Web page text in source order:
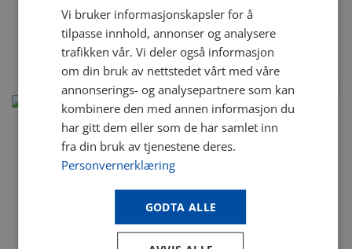
KJØP KJØP
EZiTEX signalklemme
Vnr. 13680
Vi bruker informasjonskapsler for å
tilpasse innhold, annonser og analysere
trafikken vår. Vi deler også informasjon
om din bruk av nettstedet vårt med våre
annonserings- og analysepartnere som kan
kombinere den med annen informasjon du
har gitt dem eller som de har samlet inn
fra din bruk av tjenestene deres.
Personvernerklæring
GODTA ALLE